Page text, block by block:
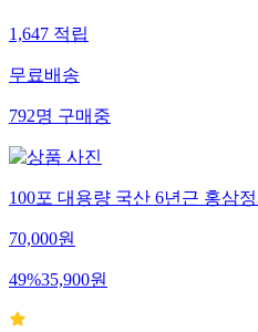
1,647적립
무료배송
792명구매중
100포 대용량 국산 6년근 홍삼
70,000원
49%35,900원